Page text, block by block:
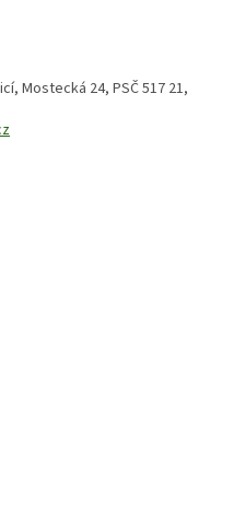
Mostecká 24, PSČ 517 21,